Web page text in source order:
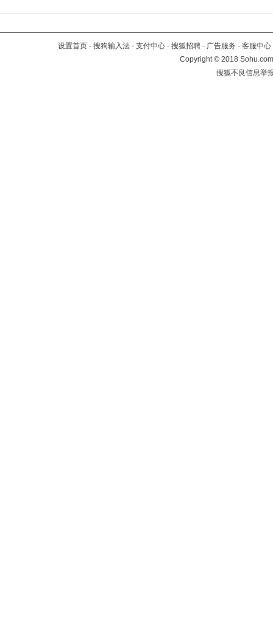
设置首页 - 搜狗输入法 - 支付中心 - 搜狐招聘 - 广告服务 - 客服中心
Copyright©2018
搜狐不良信息举